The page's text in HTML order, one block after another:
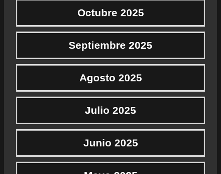
Octubre 2025
Septiembre 2025
Agosto 2025
Julio 2025
Junio 2025